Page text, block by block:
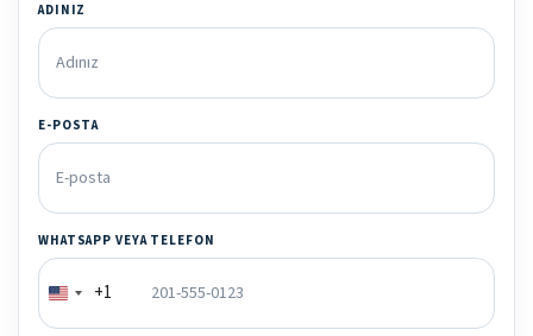
ADINIZ
E-POSTA
WHATSAPP VEYA TELEFON
+1